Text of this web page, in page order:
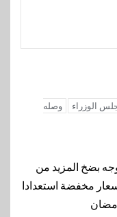
الوزراء
وصله
بضخ المزيد من
مخفضة استعدادا